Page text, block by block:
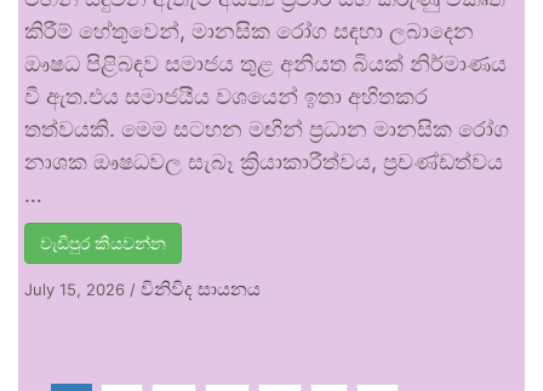
කිරීම් හේතුවෙන්, මානසික රෝග සඳහා ලබාදෙන
ඖෂධ පිළිබඳව සමාජය තුළ අනියත බියක් නිර්මාණය
වී ඇත.එය සමාජයීය වශයෙන් ඉතා අහිතකර
තත්වයකි. මෙම සටහන මඟින් ප්‍රධාන මානසික රෝග
නාශක ඖෂධවල සැබෑ ක්‍රියාකාරීත්වය, ප්‍රචණ්ඩත්වය
…
වැඩිපුර කියවන්න
July 15, 2026 / විනිවිද සායනය